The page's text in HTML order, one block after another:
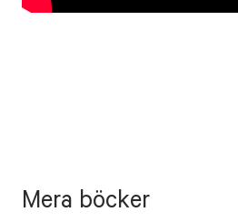
Mera böcker